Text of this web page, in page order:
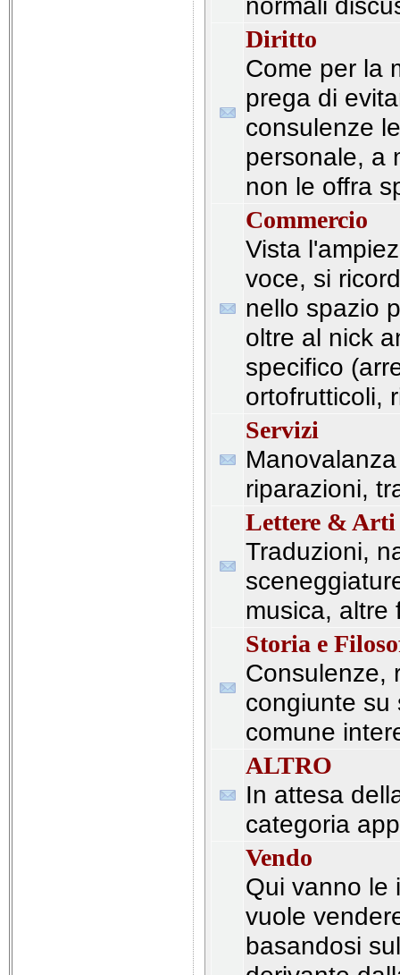
Diritto
Come per la
prega di
consulenze
personale, a
non le offra
Commercio
Vista
voce, si
nello spazio
oltre al nick
specifico
ortofrutticoli,
Servizi
riparazioni,
Lettere & Arti
Traduzioni,
musica, altre
Storia e
Consulenze,
congiunte su
comune
ALTRO
In attesa
categoria
Vendo
Qui vanno le
vuole
basandosi